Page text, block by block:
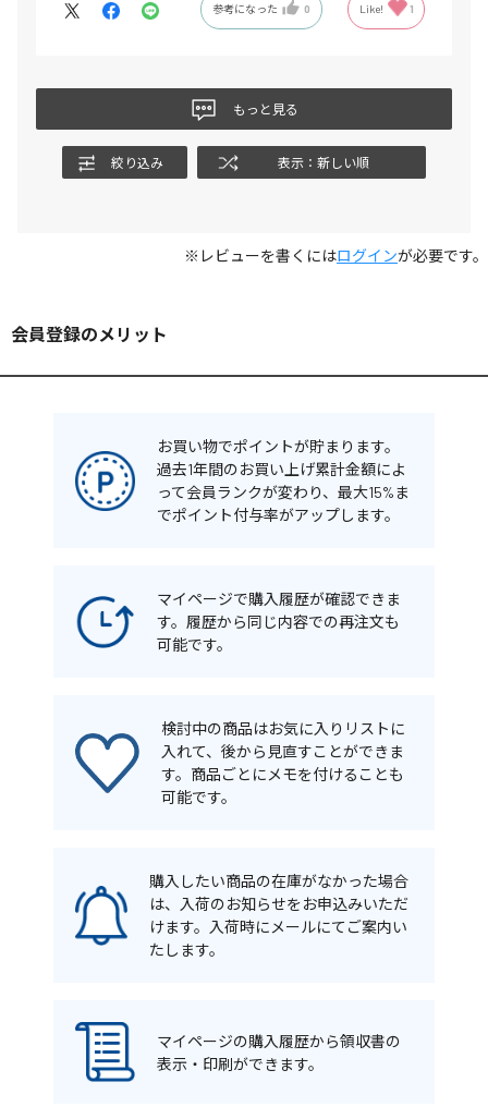
参考になった 0 Like! 1
もっと見る
絞り込み 表示：新しい順
※レビューを書くにはログインが必要です。
会員登録のメリット
お買い物でポイントが貯まります。
過去1年間のお買い上げ累計金額によ
って会員ランクが変わり、最大15%ま
でポイント付与率がアップします。
マイページで購入履歴が確認できま
す。履歴から同じ内容での再注文も
可能です。
検討中の商品はお気に入りリストに
入れて、後から見直すことができま
す。商品ごとにメモを付けることも
可能です。
購入したい商品の在庫がなかった場合
は、入荷のお知らせをお申込みいただ
けます。入荷時にメールにてご案内い
たします。
マイページの購入履歴から領収書の
表示・印刷ができます。